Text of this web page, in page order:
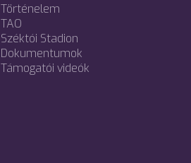
Történelem
TAO
Széktói Stadion
Dokumentumok
Támogatói videók